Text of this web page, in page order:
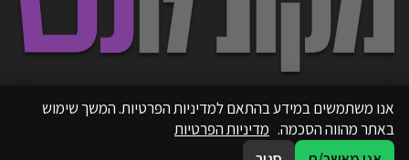
אנו משתמשים במידע בהתאם למדיניות הפרטיות. המשך שימוש
באתר מהווה הסכמה. מדיניות הפרטיות